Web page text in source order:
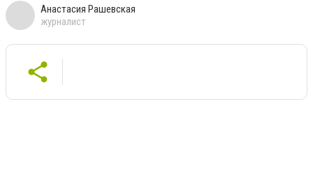
Анастасия Рашевская
журналист